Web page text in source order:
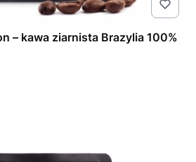
– kawa ziarnista Brazylia 100%